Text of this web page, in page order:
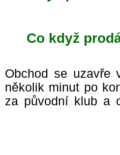
Co když
Obchod se
několik minut po
za původní klub a